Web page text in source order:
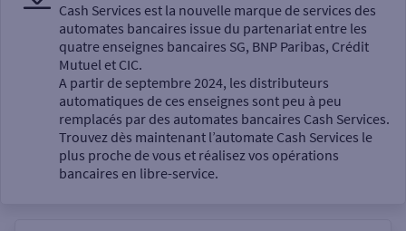
Sélectionnez votre recherche
Un service
Cash Services est la nouvelle marque de services des
automates bancaires issue du partenariat entre les
quatre enseignes bancaires SG, BNP Paribas, Crédit
Mutuel et CIC.
A partir de septembre 2024, les distributeurs
automatiques de ces enseignes sont peu à peu
remplacés par des automates bancaires Cash Services.
Trouvez dès maintenant l’automate Cash Services le
plus proche de vous et réalisez vos opérations
bancaires en libre-service.